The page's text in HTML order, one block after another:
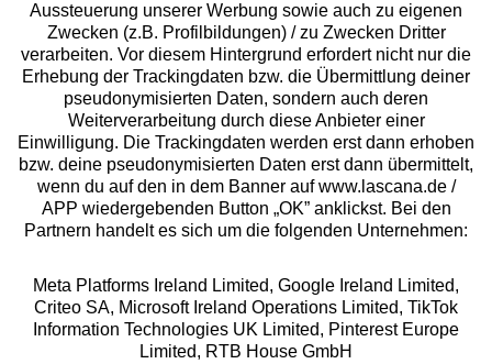
Beratung
Über uns
Rechtliches
Alle Preise inkl. MwSt., zzgl.
Versandkosten
** Bonität vorausgesetzt, berechtigt zur Bonitätsprüfung
Aussteuerung unserer Werbung sowie auch zu eigenen
Zwecken (z.B. Profilbildungen) / zu Zwecken Dritter
verarbeiten. Vor diesem Hintergrund erfordert nicht nur die
Erhebung der Trackingdaten bzw. die Übermittlung deiner
pseudonymisierten Daten, sondern auch deren
Weiterverarbeitung durch diese Anbieter einer
Einwilligung. Die Trackingdaten werden erst dann erhoben
bzw. deine pseudonymisierten Daten erst dann übermittelt,
wenn du auf den in dem Banner auf www.lascana.de /
APP wiedergebenden Button „OK” anklickst. Bei den
Partnern handelt es sich um die folgenden Unternehmen:
Meta Platforms Ireland Limited, Google Ireland Limited,
Criteo SA, Microsoft Ireland Operations Limited, TikTok
Information Technologies UK Limited, Pinterest Europe
Limited, RTB House GmbH